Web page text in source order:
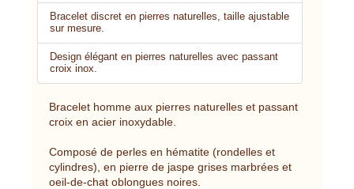
Bracelet discret en pierres naturelles, taille ajustable
sur mesure.
Design élégant en pierres naturelles avec passant
croix inox.
Bracelet homme aux pierres naturelles et passant
croix en acier inoxydable.
Composé de perles en hématite (rondelles et
cylindres), en pierre de jaspe grises marbrées et
oeil-de-chat oblongues noires.